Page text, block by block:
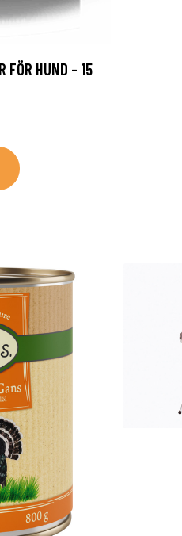
FÖR HUND - 15